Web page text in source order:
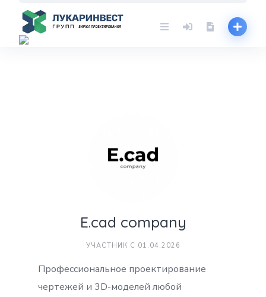
content
E.cad company
УЧАСТНИК С 01.04.2026
Профессиональное проектирование
чертежей и 3D-моделей любой